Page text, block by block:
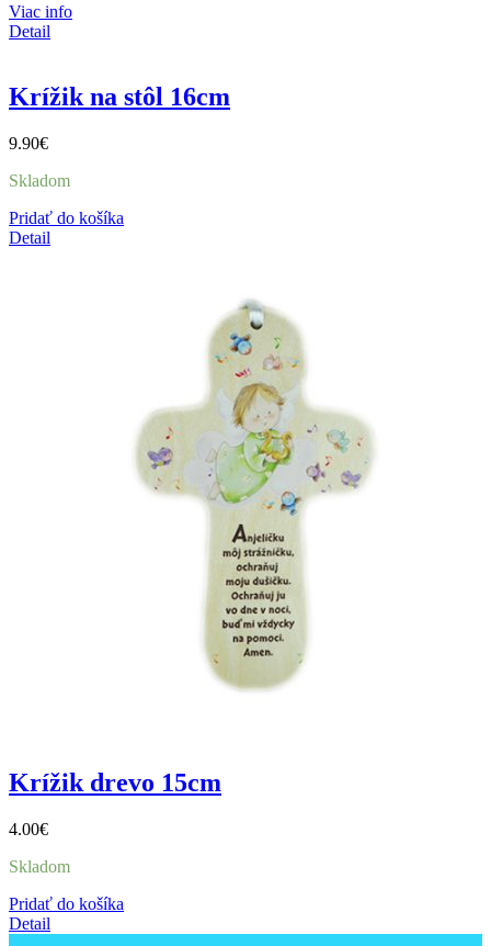
Viac info
Detail
Krížik na stôl 16cm
9.90€
Skladom
Pridať do košíka
Detail
Krížik drevo 15cm
4.00€
Skladom
Pridať do košíka
Detail